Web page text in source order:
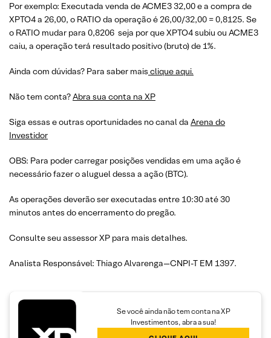
Por exemplo: Executada venda de ACME3 32,00 e a compra de
XPTO4 a 26,00, o RATIO da operação é 26,00/32,00 = 0,8125. Se
o RATIO mudar para 0,8206 seja por que XPTO4 subiu ou ACME3
caiu, a operação terá resultado positivo (bruto) de 1%.
Ainda com dúvidas? Para saber mais clique aqui.
Não tem conta?Abra sua conta na XP
Siga essas e outras oportunidades no canal da Arena do
Investidor
OBS: Para poder carregar posições vendidas em uma ação é
necessário fazer o aluguel dessa a ação (BTC).
As operações deverão ser executadas entre 10:30 até 30
minutos antes do encerramento do pregão.
Consulte seu assessor XP para mais detalhes.
Analista Responsável: Thiago Alvarenga—CNPI-T EM 1397.
Se você ainda não tem conta na XP
Investimentos, abra a sua!